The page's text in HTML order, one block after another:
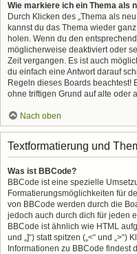
Wie markiere ich ein Thema als
Durch Klicken des „Thema als
kannst du das Thema wieder
holen. Wenn du den
möglicherweise deaktiviert oder
Zeit vergangen. Es ist auch
du einfach eine Antwort darauf
Regeln dieses Boards beachtest!
ohne triftigen Grund auf alte oder
Nach oben
Textformatierung und
Was ist BBCode?
BBCode ist eine spezielle
Formatierungsmöglichkeiten für
von BBCode werden durch die
jedoch auch durch dich für jeden
BBCode ist ähnlich wie HTML
und „]“) statt spitzen („<“ und
Informationen zu BBCode findest